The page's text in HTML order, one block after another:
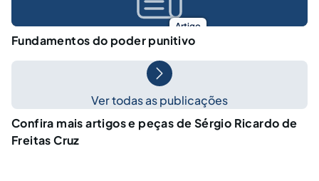
Artigo
Fundamentos do poder punitivo
Ver todas as publicações
Confira mais artigos e peças de Sérgio Ricardo de
Freitas Cruz